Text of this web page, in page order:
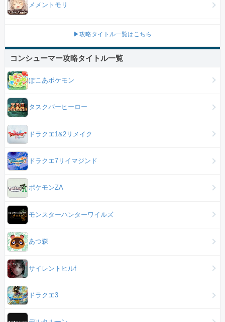
メメントモリ
▶攻略タイトル一覧はこちら
コンシューマー攻略タイトル一覧
ぽこあポケモン
タスクバーヒーロー
ドラクエ1&2リメイク
ドラクエ7リイマジンド
ポケモンZA
モンスターハンターワイルズ
あつ森
サイレントヒルf
ドラクエ3